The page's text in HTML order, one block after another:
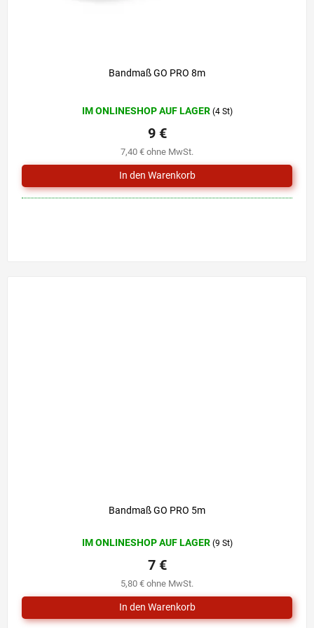
Bandmaß GO PRO 8m
durchschnittliche
Produktbewertung
ist
0,0
von
5
Sternen.
IM ONLINESHOP AUF LAGER (4 St)
7,40 € ohne MwSt.
9 €
Bandmaß GO PRO 5m
IM ONLINESHOP AUF LAGER (9 St)
5,80 € ohne MwSt.
7 €